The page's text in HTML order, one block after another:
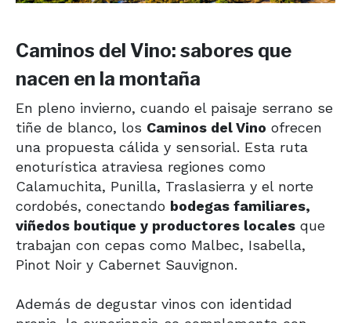
Caminos del Vino: sabores que
nacen en la montaña
En pleno invierno, cuando el paisaje serrano se
tiñe de blanco, los Caminos del Vino ofrecen
una propuesta cálida y sensorial. Esta ruta
enoturística atraviesa regiones como
Calamuchita, Punilla, Traslasierra y el norte
cordobés, conectando bodegas familiares,
viñedos boutique y productores locales que
trabajan con cepas como Malbec, Isabella,
Pinot Noir y Cabernet Sauvignon.
Además de degustar vinos con identidad